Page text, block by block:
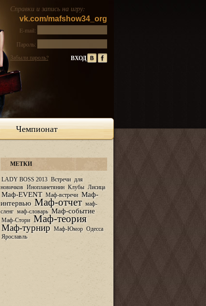
Справки и запись на игру:
vk.com/mafshow34_org
E-mail:
Пароль:
Забыли пароль?
Чемпионат
МЕТКИ
LADY BOSS 2013 Встречи для
новичков Инопланетянин Клубы Лисица
Маф-EVENT Маф-встречи Маф-
интервью Маф-отчет маф-
сленг маф-словарь Маф-событие
Маф-Стори Маф-теория
Маф-турнир Маф-Юмор Одесса
Ярославль